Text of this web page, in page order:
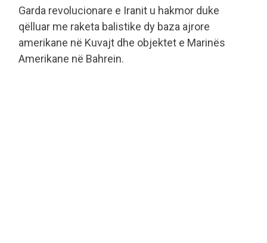
Garda revolucionare e Iranit u hakmor duke
qëlluar me raketa balistike dy baza ajrore
amerikane në Kuvajt dhe objektet e Marinës
Amerikane në Bahrein.